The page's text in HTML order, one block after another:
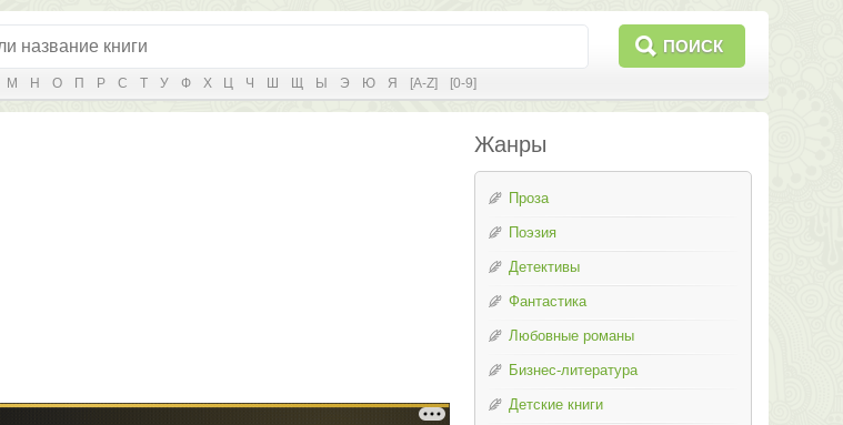
ПОИСК
М Н О П Р С Т У Ф Х Ц Ч Ш Щ Ы Э Ю Я [A-Z] [0-9]
Жанры
Проза
Поэзия
Детективы
Фантастика
Любовные романы
Бизнес-литература
Детские книги